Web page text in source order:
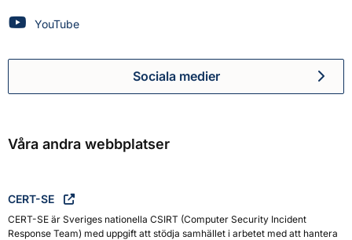
Myndigheten för civilt försvar på
YouTube
Myndigheten för civilt
Sociala medier
Våra andra webbplatser
CERT-SE
CERT-SE är Sveriges nationella CSIRT (Computer Security Incident
Response Team) med uppgift att stödja samhället i arbetet med att hantera